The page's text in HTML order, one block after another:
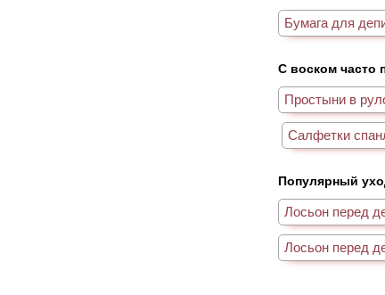
Бумага для
С воском часто
Простыни в
Салфетки
Популярный
Лосьон перед
Лосьон перед